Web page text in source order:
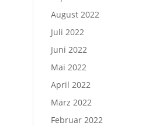
August 2022
Juli 2022
Juni 2022
Mai 2022
April 2022
März 2022
Februar 2022